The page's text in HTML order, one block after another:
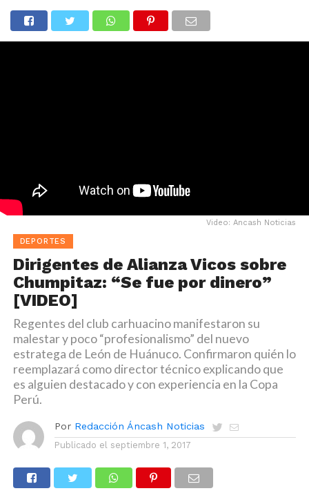
Video: Ancash Noticias
DEPORTES
Dirigentes de Alianza Vicos sobre
Chumpitaz: “Se fue por dinero”
[VIDEO]
Regentes del club carhuacino manifestaron su
malestar y poco “profesionalismo” del nuevo
estratega de León de Huánuco. Confirmaron quién lo
reemplazará como director técnico explicando que
es alguien destacado y con experiencia en la Copa
Perú.
Por Redacción Áncash Noticias
Publicado el septiembre 1, 2017